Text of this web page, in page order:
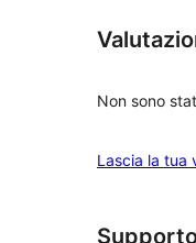
Non sono
Lascia la tua